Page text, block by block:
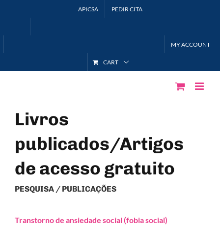
APICSA PEDIR CITA
MY ACCOUNT
CART
Livros
publicados/Artigos
de acesso gratuito
PESQUISA / PUBLICAÇÕES
Transtorno de ansiedade social (fobia social)